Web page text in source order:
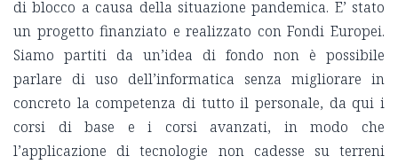
di blocco a causa della situazione pandemica. E’ stato
un progetto finanziato e realizzato con Fondi Europei.
Siamo partiti da un’idea di fondo non è possibile
parlare di uso dell’informatica senza migliorare in
concreto la competenza di tutto il personale, da qui i
corsi di base e i corsi avanzati, in modo che
l’applicazione di tecnologie non cadesse su terreni